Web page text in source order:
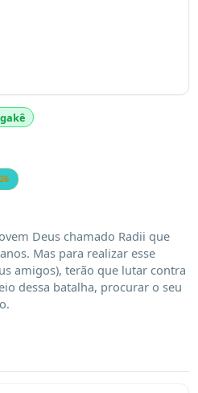
Deus chamado Radii que
Mas para realizar esse
amigos), terão que lutar contra
dessa batalha, procurar o seu